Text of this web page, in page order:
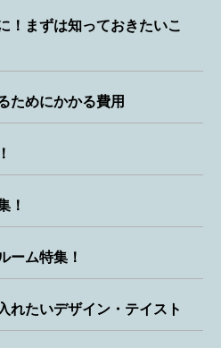
！まずは知っておきたいこ
ためにかかる費用
！
ーム特集！
れたいデザイン・テイスト